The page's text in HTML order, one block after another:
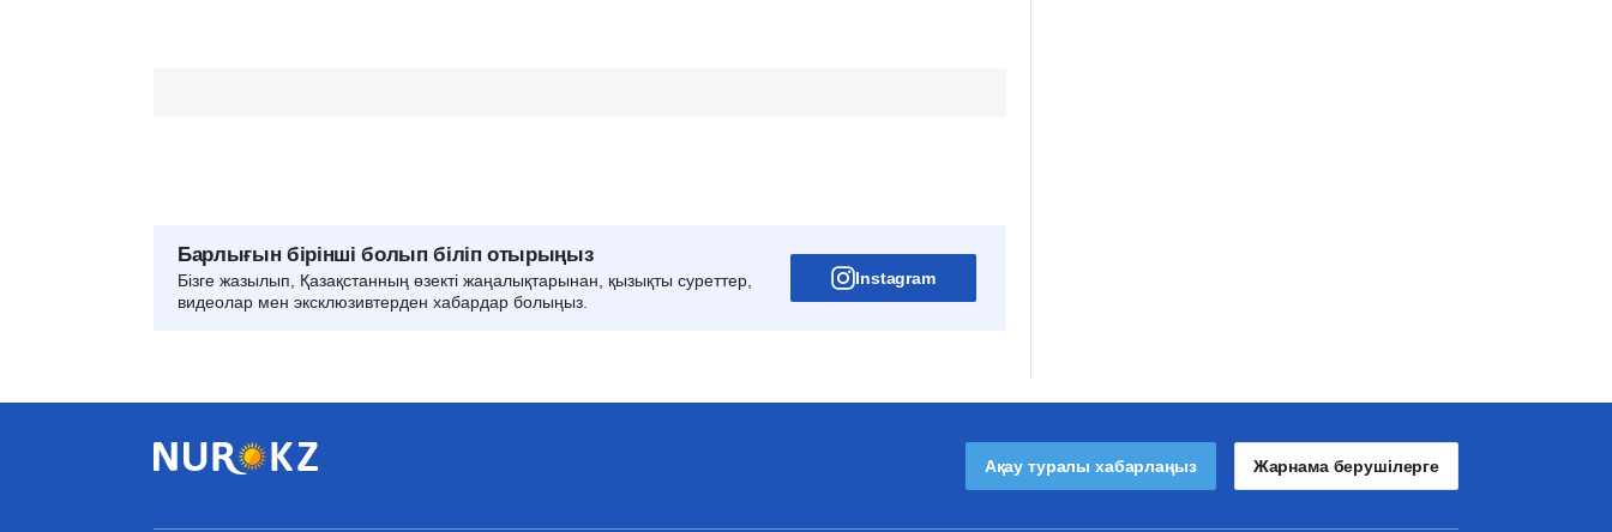
Барлығын бірінші болып біліп отырыңыз
Бізге жазылып, Қазақстанның өзекті жаңалықтарынан, қызықты суреттер,
видеолар мен эксклюзивтерден хабардар болыңыз.
Instagram
Ақау туралы хабарлаңыз Жарнама берушілерге